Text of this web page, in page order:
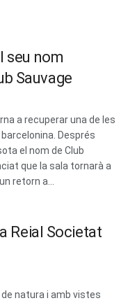
seu nom
Sauvage
a recuperar una de les
Després
el nom de Club
que la sala tornarà a
retorn a...
Reial Societat
natura i amb vistes